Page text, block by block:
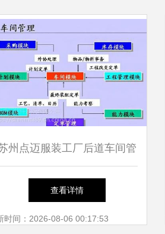
州点迈服装工厂后道车间管
理系统工程管理与服务优化实
践
查看详情
时间：2026-08-06 00:17:53